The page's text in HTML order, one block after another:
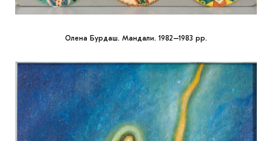
Олена Бурдаш. Мандали. 1982–1983 рр.